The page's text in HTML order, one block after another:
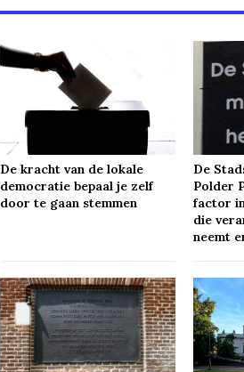
De kracht van de lokale
democratie bepaal je zelf
door te gaan stemmen
De
Polder
factor
die
neemt